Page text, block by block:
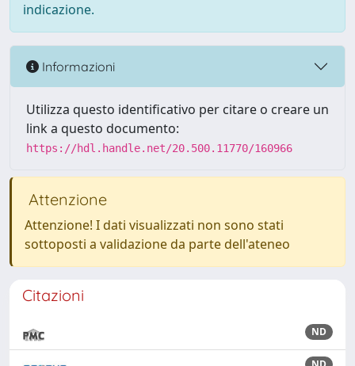
indicazione.
Informazioni
Utilizza questo identificativo per citare o creare un
link a questo documento:
https://hdl.handle.net/20.500.11770/160966
Attenzione
Attenzione! I dati visualizzati non sono stati
sottoposti a validazione da parte dell'ateneo
Citazioni
ND